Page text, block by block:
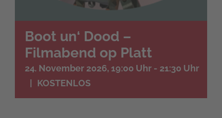
Boot un‘ Dood –
Filmabend op Platt
24. November 2026, 19:00 Uhr - 21:30 Uhr
KOSTENLOS